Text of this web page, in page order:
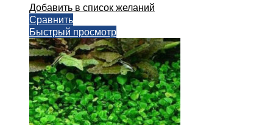
Добавить в список желаний
Сравнить
Быстрый просмотр